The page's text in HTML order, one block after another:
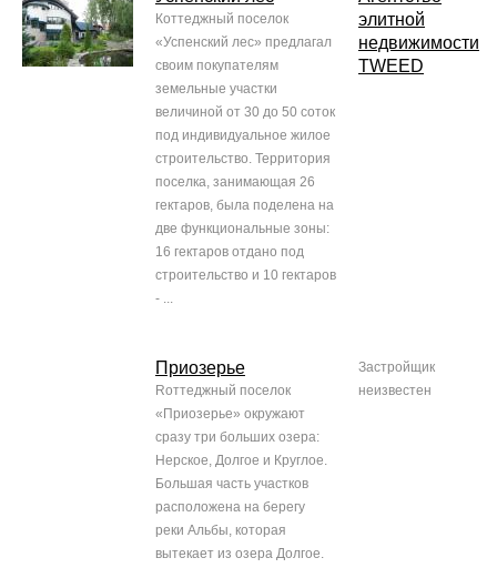
Коттеджный поселок
«Успенский лес» предлагал
своим покупателям
земельные участки
величиной от 30 до 50 соток
под индивидуальное жилое
строительство. Территория
поселка, занимающая 26
гектаров, была поделена на
две функциональные зоны:
16 гектаров отдано под
строительство и 10 гектаров
- ...
элитной
недвижимости
TWEED
Приозерье
Rоттеджный поселок
«Приозерье» окружают
сразу три больших озера:
Нерское, Долгое и Круглое.
Большая часть участков
расположена на берегу
реки Альбы, которая
вытекает из озера Долгое.
Застройщик
неизвестен